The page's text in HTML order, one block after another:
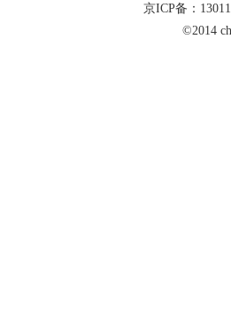
京ICP备：
©2014